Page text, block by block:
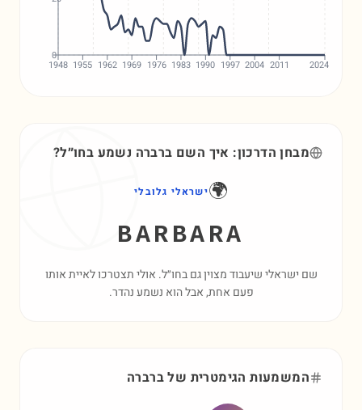
1948 1955 1962 1969 1976 1983 1990 1997 2004 2011 2024
0
מבחן הדרכון: איך השם ברברה נשמע בחו״ל?
🌍ישראלי גלובלי
BARBARA
שם ישראלי שיעבוד מצוין גם בחו״ל. אולי תצטרכו לאיית אותו
פעם אחת, אבל הוא נשמע נהדר.
המשמעות הגימטרית שלברברה